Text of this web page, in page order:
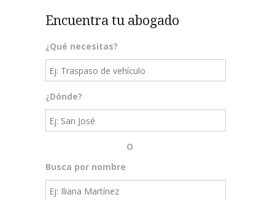
Encuentra tu abogado
¿Qué necesitas?
¿Dónde?
O
Busca por nombre